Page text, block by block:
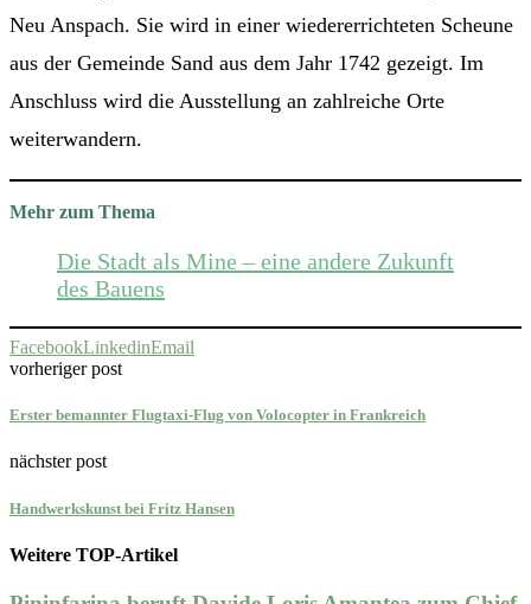
Neu Anspach. Sie wird in einer wiedererrichteten Scheune
aus der Gemeinde Sand aus dem Jahr 1742 gezeigt. Im
Anschluss wird die Ausstellung an zahlreiche Orte
weiterwandern.
Mehr zum Thema
Die Stadt als Mine – eine andere Zukunft
des Bauens
FacebookLinkedinEmail
vorheriger post
Erster bemannter Flugtaxi-Flug von Volocopter in Frankreich
nächster post
Handwerkskunst bei Fritz Hansen
Weitere TOP-Artikel